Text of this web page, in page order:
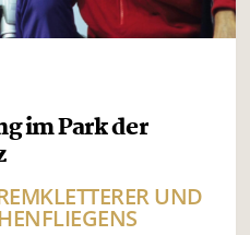
im Park der
UND